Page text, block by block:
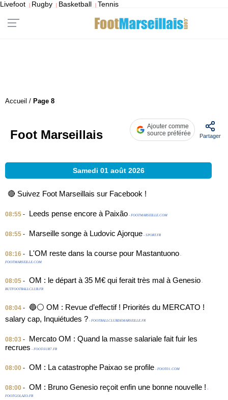
Livefoot | Rugby | Basketball | Tennis
Accueil / Page 8
Foot Marseillais
Ajouter comme
source préférée
Partager
Samedi 01 août 2026
🔴 Suivez Foot Marseillais sur Facebook !
08:55 - Leeds pense encore à Paixão - FOOTMARSEILLE.COM
08:55 - Marseille songe à Ludovic Ajorque - SPORT.FR
08:16 - L'OM reste dans la course pour Mastantuono -
FOOTMARSEILLE.COM
08:05 - OM : le départ à 35 M€ qui ferait très mal à Genesio -
BUTFOOTBALLCLUB.FR
08:04 -
🔵⚪️ OM : Revue d’effectif ! Priorités du MERCATO !
salary cap, Inquiétudes ? - FOOTBALLCLUBDEMARSEILLE.FR
08:03 -
Mercato OM : Quand la masse salariale fait fuir les
recrues - FOOT-SUR7.FR
08:00 - OM : La catastrophe Paixao se profile - FOOT01.COM
08:00 - OM : Bruno Genesio reçoit enfin une bonne nouvelle ! -
FOOTGOLAZO.FR